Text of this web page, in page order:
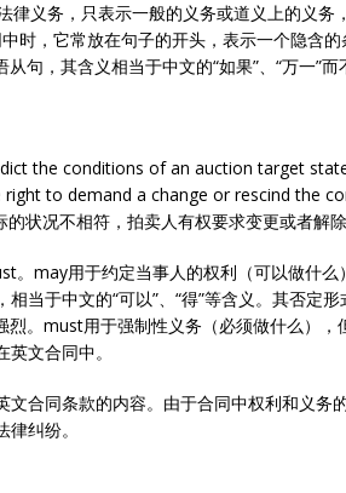
义务，只表示一般的义务或道义上的义务
时，它常放在句子的开头，表示一个隐含
，其含义相当于中文的“如果”、“万一”而不
the conditions of an auction target
to demand a change or rescind the
状况不相符，拍卖人有权要求变更或者解除
。may用于约定当事人的权利（可以做什么
当于中文的“可以”、“得”等含义。其否定
。must用于强制性义务（必须做什么），
文合同中。
合同条款的内容。由于合同中权利和义务
纠纷。